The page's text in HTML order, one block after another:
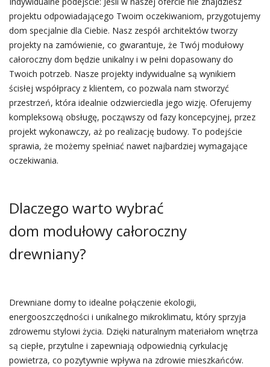
projektu odpowiadającego Twoim oczekiwaniom, przygotujemy
dom specjalnie dla Ciebie. Nasz zespół architektów tworzy
projekty na zamówienie, co gwarantuje, że Twój modułowy
całoroczny dom będzie unikalny i w pełni dopasowany do
Twoich potrzeb. Nasze projekty indywidualne są wynikiem
ścisłej współpracy z klientem, co pozwala nam stworzyć
przestrzeń, która idealnie odzwierciedla jego wizję. Oferujemy
kompleksową obsługę, począwszy od fazy koncepcyjnej, przez
projekt wykonawczy, aż po realizację budowy. To podejście
sprawia, że możemy spełniać nawet najbardziej wymagające
oczekiwania.
Dlaczego warto wybrać
dom modułowy całoroczny
drewniany?
Drewniane domy to idealne połączenie ekologii,
energooszczędności i unikalnego mikroklimatu, który sprzyja
zdrowemu stylowi życia. Dzięki naturalnym materiałom wnętrza
są ciepłe, przytulne i zapewniają odpowiednią cyrkulację
powietrza, co pozytywnie wpływa na zdrowie mieszkańców.